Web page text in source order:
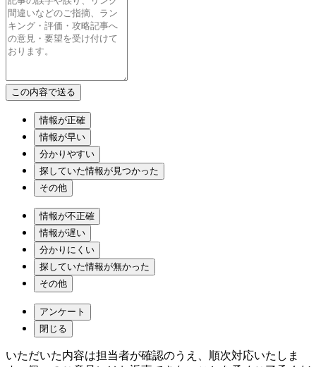
情報が正確
情報が早い
分かりやすい
探していた情報が見つかった
その他
情報が不正確
情報が遅い
分かりにくい
探していた情報が無かった
その他
アンケート
閉じる
いただいた内容は担当者が確認のうえ、順次対応いたしま